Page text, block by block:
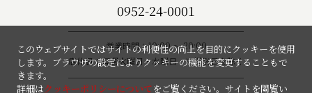
0952-24-0001
営業時間：10:00 ～ 20:00
店休日：毎週火曜日・水曜日 ※祝祭日を除く
このウェブサイトではサイトの利便性の向上を目的にクッキーを使用
します。ブラウザの設定によりクッキーの機能を変更することもで
きます。
詳細はクッキーポリシーについてをご覧ください。サイトを閲覧い